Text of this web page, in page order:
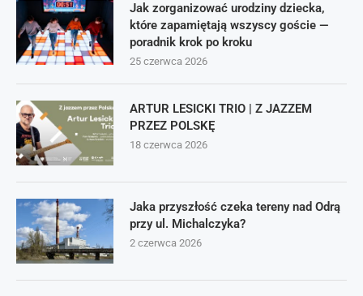
Jak zorganizować urodziny dziecka,
które zapamiętają wszyscy goście —
poradnik krok po kroku
25 czerwca 2026
ARTUR LESICKI TRIO | Z JAZZEM
PRZEZ POLSKĘ
18 czerwca 2026
Jaka przyszłość czeka tereny nad Odrą
przy ul. Michalczyka?
2 czerwca 2026